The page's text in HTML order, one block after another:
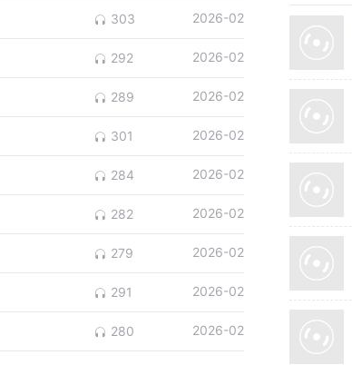
303 2026-02
292 2026-02
289 2026-02
301 2026-02
284 2026-02
282 2026-02
279 2026-02
291 2026-02
280 2026-02